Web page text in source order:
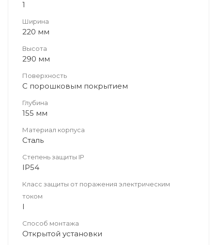
1
Ширина
220 мм
Высота
290 мм
Поверхность
С порошковым покрытием
Глубина
155 мм
Материал корпуса
Сталь
Степень защиты IP
IP54
Класс защиты от поражения электрическим
током
I
Способ монтажа
Открытой установки